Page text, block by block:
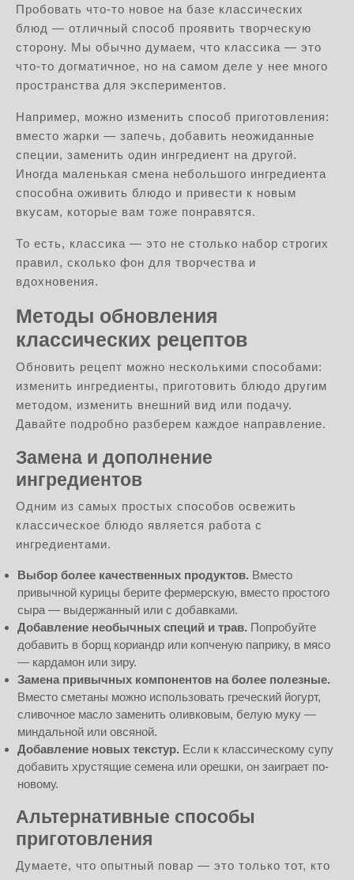
Пробовать что-то новое на базе классических
блюд — отличный способ проявить творческую
сторону. Мы обычно думаем, что классика — это
что-то догматичное, но на самом деле у нее много
пространства для экспериментов.
Например, можно изменить способ приготовления:
вместо жарки — запечь, добавить неожиданные
специи, заменить один ингредиент на другой.
Иногда маленькая смена небольшого ингредиента
способна оживить блюдо и привести к новым
вкусам, которые вам тоже понравятся.
То есть, классика — это не столько набор строгих
правил, сколько фон для творчества и
вдохновения.
Методы обновления
классических рецептов
Обновить рецепт можно несколькими способами:
изменить ингредиенты, приготовить блюдо другим
методом, изменить внешний вид или подачу.
Давайте подробно разберем каждое направление.
Замена и дополнение
ингредиентов
Одним из самых простых способов освежить
классическое блюдо является работа с
ингредиентами.
Выбор более качественных продуктов. Вместо
привычной курицы берите фермерскую, вместо простого
сыра — выдержанный или с добавками.
Добавление необычных специй и трав. Попробуйте
добавить в борщ кориандр или копченую паприку, в мясо
— кардамон или зиру.
Замена привычных компонентов на более полезные.
Вместо сметаны можно использовать греческий йогурт,
сливочное масло заменить оливковым, белую муку —
миндальной или овсяной.
Добавление новых текстур. Если к классическому супу
добавить хрустящие семена или орешки, он заиграет по-
новому.
Альтернативные способы
приготовления
Думаете, что опытный повар — это только тот, кто